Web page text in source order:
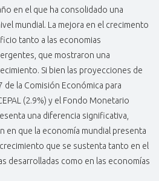
en el que ha consolidado una
mundial. La mejora en el crecimento
tanto a las economias
que mostraron una
Si bien las proyecciones de
la Comisión Económica para
(2.9%) y el Fondo Monetario
una diferencia significativa,
en que la economía mundial presenta
que se sustenta tanto en el
desarrolladas como en las economías